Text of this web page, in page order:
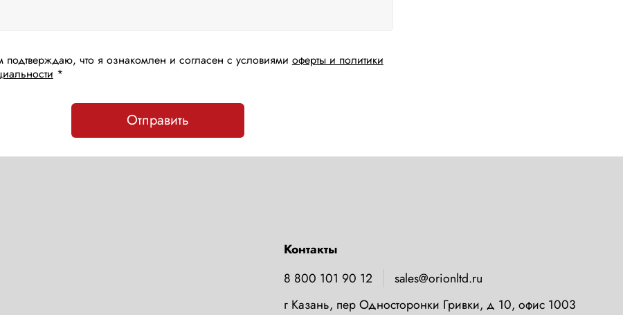
подтверждаю, что я ознакомлен и согласен с условиями оферты и политики
*
Отправить
Контакты
8 800 101 90 12
sales@orionltd.ru
г Казань, пер Односторонки Гривки, д 10, офис 1003